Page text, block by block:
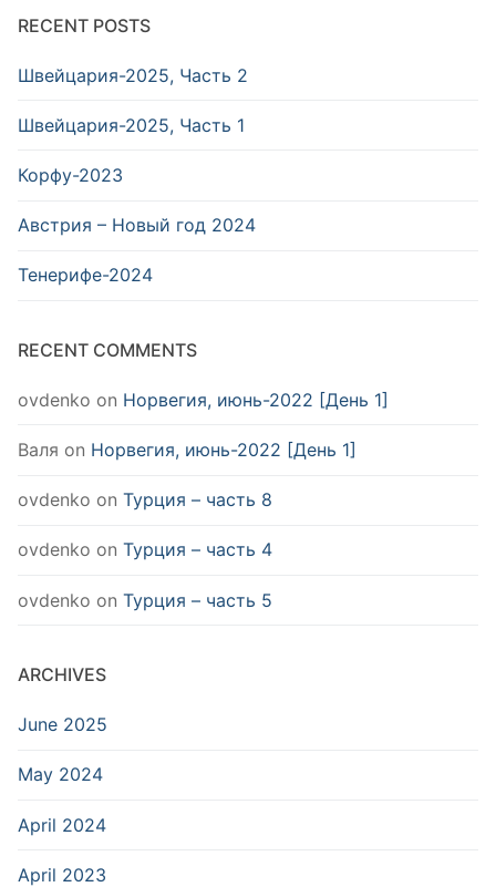
RECENT POSTS
Швейцария-2025, Часть 2
Швейцария-2025, Часть 1
Корфу-2023
Австрия – Новый год 2024
Тенерифе-2024
RECENT COMMENTS
ovdenko on Норвегия, июнь-2022 [День 1]
Валя on Норвегия, июнь-2022 [День 1]
ovdenko on Турция – часть 8
ovdenko on Турция – часть 4
ovdenko on Турция – часть 5
ARCHIVES
June 2025
May 2024
April 2024
April 2023